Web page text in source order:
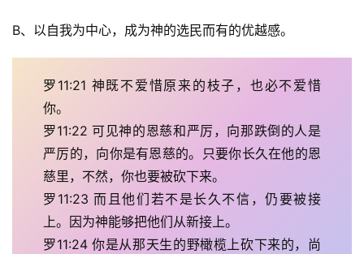
B、以自我为中心，成为神的选民而有的优越感。
罗11:21 神既不爱惜原来的枝子，也必不爱惜
你。
罗11:22 可见神的恩慈和严厉，向那跌倒的人是
严厉的，向你是有恩慈的。只要你长久在他的恩
慈里，不然，你也要被砍下来。
罗11:23 而且他们若不是长久不信，仍要被接
上。因为神能够把他们从新接上。
罗11:24 你是从那天生的野橄榄上砍下来的，尚